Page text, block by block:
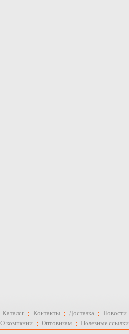
Каталог Контакты Доставка
Новости
О компании
Оптовикам Полезные ссылки